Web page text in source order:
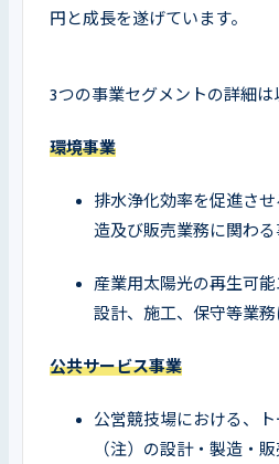
円と成長を遂げています。
3つの事業セグメントの詳細は
環境事業
排水浄化効率を促進さ
造及び販売業務に関わ
産業用太陽光の再生可
設計、施工、保守等業
公共サービス事業
公営競技場における、
（注）の設計・製造・